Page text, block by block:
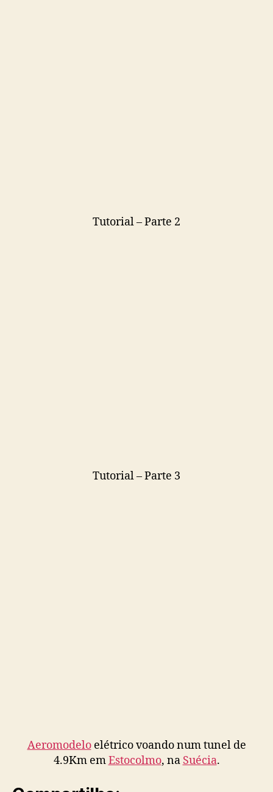
Tutorial – Parte 2
Tutorial – Parte 3
Aeromodeloelétrico voando num tunel de
4.9Km emEstocolmo, na Suécia.